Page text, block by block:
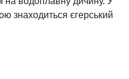
знаходиться єгерський